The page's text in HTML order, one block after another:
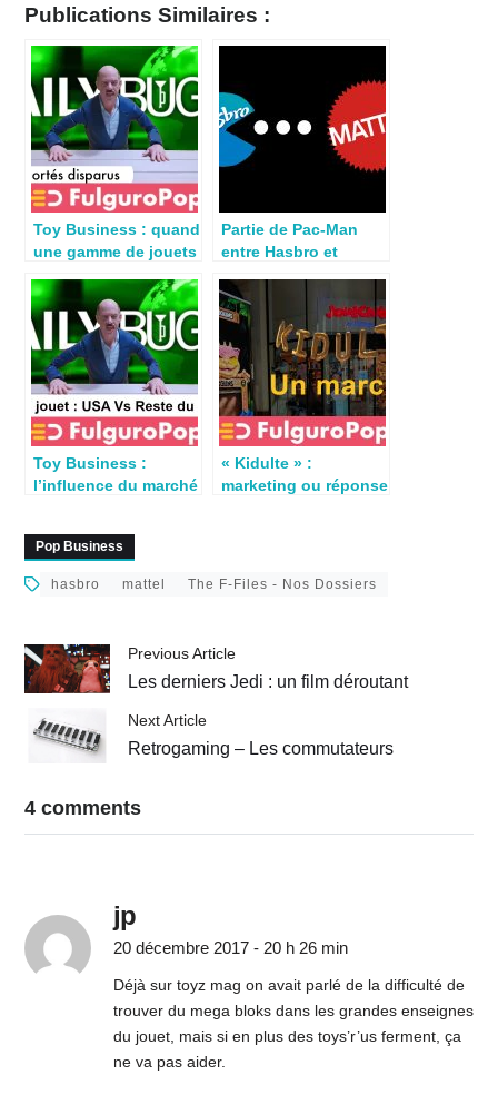
Publications Similaires :
Toy Business : quand
une gamme de jouets
Partie de Pac-Man
entre Hasbro et
Toy Business :
l’influence du marché
« Kidulte » :
marketing ou réponse
Pop Business
hasbro mattel The F-Files - Nos Dossiers
Previous Article
Les derniers Jedi : un film déroutant
Next Article
Retrogaming – Les commutateurs
4 comments
jp
20 décembre 2017 - 20 h 26 min
Déjà sur toyz mag on avait parlé de la difficulté de
trouver du mega bloks dans les grandes enseignes
du jouet, mais si en plus des toys’r’us ferment, ça
ne va pas aider.